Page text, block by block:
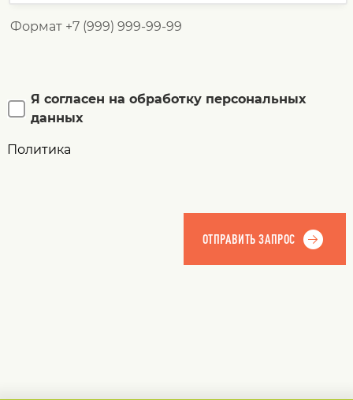
Формат +7 (999) 999-99-99
Я согласен на обработку персональных
данных
Политика